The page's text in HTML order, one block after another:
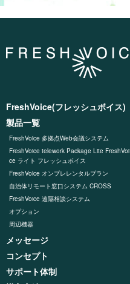
FreshVoice(フレッシュボイス)
製品一覧
FreshVoice 多拠点Web会議システム
FreshVoice telework Package Lite FreshVoi
ce ライト フレッシュボイス
FreshVoice オンプレレンタルプラン
自治体リモート窓口システム CROSS
FreshVoice 遠隔相談システム
オプション
周辺機器
メッセージ
コンセプト
サポート体制